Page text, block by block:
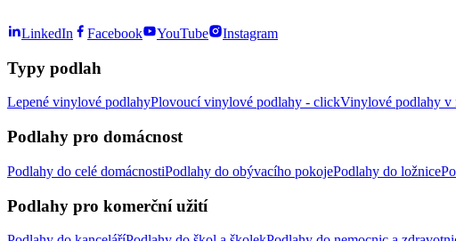
LinkedIn Facebook YouTube Instagram
Typy podlah
Lepené vinylové podlahyPlovoucí vinylové podlahy - clickVinylové podlahy v
Podlahy pro domácnost
Podlahy do celé domácnostiPodlahy do obývacího pokojePodlahy do ložnice
Podlahy pro komerční užití